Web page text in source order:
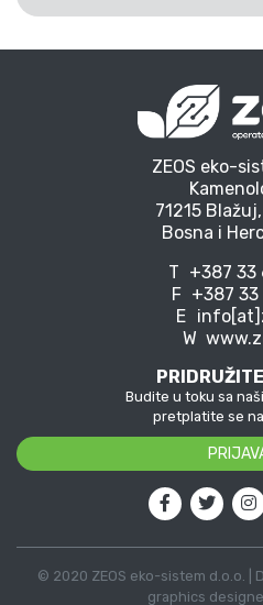
ZEOS eko-
71215
Bosna i
T +387 33
F +387 33
E
W
Budite u toku sa
pretplatite se
© 2020 ZEOS eko-sistem d.o.o. |
graphics